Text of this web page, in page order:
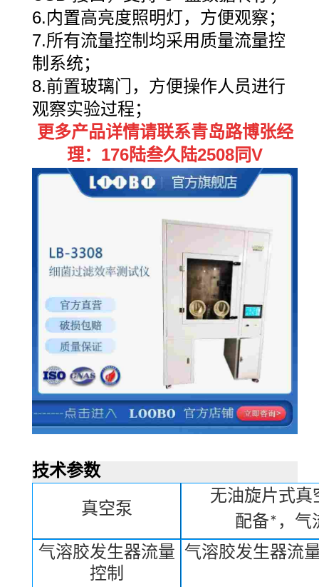
6.内置高亮度照明灯，方便观察；
7.所有流量控制均采用质量流量控
制系统；
8.前置玻璃门，方便操作人员进行
观察实验过程；
更多产品详情请联系青岛路博张经
理：176陆叁久陆2508同V
技术参数
真空泵
无油旋片式
配备*，气
气溶胶发生器流量
控制
气溶胶发生器流